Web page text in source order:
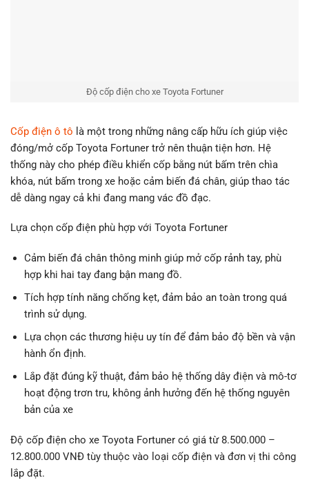
Độ cốp điện cho xe Toyota Fortuner
Cốp điện ô tô là một trong những nâng cấp hữu ích giúp việc
đóng/mở cốp Toyota Fortuner trở nên thuận tiện hơn. Hệ
thống này cho phép điều khiển cốp bằng nút bấm trên chìa
khóa, nút bấm trong xe hoặc cảm biến đá chân, giúp thao tác
dễ dàng ngay cả khi đang mang vác đồ đạc.
Lựa chọn cốp điện phù hợp với Toyota Fortuner
Cảm biến đá chân thông minh giúp mở cốp rảnh tay, phù
hợp khi hai tay đang bận mang đồ.
Tích hợp tính năng chống kẹt, đảm bảo an toàn trong quá
trình sử dụng.
Lựa chọn các thương hiệu uy tín để đảm bảo độ bền và vận
hành ổn định.
Lắp đặt đúng kỹ thuật, đảm bảo hệ thống dây điện và mô-tơ
hoạt động trơn tru, không ảnh hưởng đến hệ thống nguyên
bản của xe
Độ cốp điện cho xe Toyota Fortuner có giá từ 8.500.000 –
12.800.000 VNĐ tùy thuộc vào loại cốp điện và đơn vị thi công
lắp đặt.